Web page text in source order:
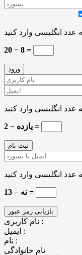
20 − 8 =
یازده − 2 =
13 − نه =
نام کاربری :
ایمیل :
نام :
نام خانوادگی